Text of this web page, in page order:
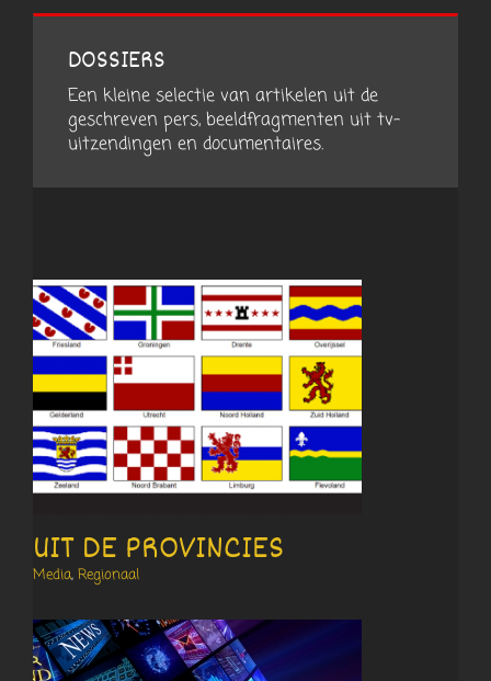
DOSSIERS
Een kleine selectie van artikelen uit de
geschreven pers, beeldfragmenten uit tv-
uitzendingen en documentaires.
UIT DE PROVINCIES
Media, Regionaal